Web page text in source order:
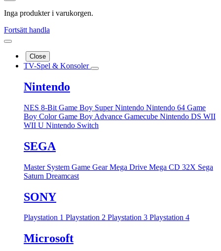
Inga produkter i varukorgen.
Fortsätt handla
Close
TV-Spel & Konsoler
Nintendo
NES 8-Bit Game Boy Super Nintendo Nintendo 64 Game
Boy ColorGame Boy Advance Gamecube Nintendo DS WII
WII U Nintendo Switch
SEGA
Master System Game GearMega Drive Mega CD 32X Sega
Saturn Dreamcast
SONY
Playstation 1 Playstation 2 Playstation 3 Playstation 4
Microsoft